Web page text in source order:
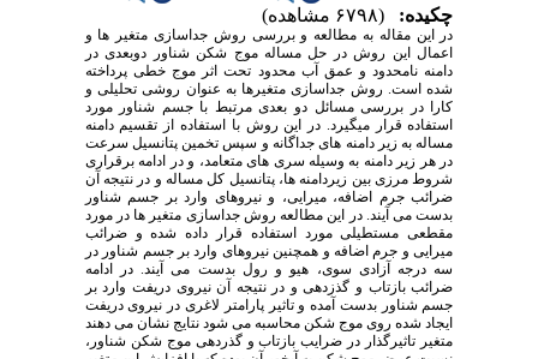
چکیده: (۶۷۹۸ مشاهده)
در این مقاله به مطالعه و بررسی روش جداسازی متغیر ها و
اعمال این روش در حل مساله موج شکن شناور دوبعدی در
دامنه نامحدود و عمق آب محدود تحت اثر موج خطی پرداخته
شده است. روش جداسازی متغیرها به عنوان روشی تحلیلی و
کارا در بررسی مسائل دو بعدی مرتبط با جسم شناور مورد
استفاده قرار میگیرد. در این روش با استفاده از تقسیم دامنه
مساله به زیر دامنه های جداگانه و سپس تخمین پتانسیل سرعت
در هر زیر دامنه به وسیله سری های متعامد، و در ادامه برقراری
شروط مرزی بین زیردامنه ها، پتانسیل کل مساله و در نتیجه آن
ضرائب جرم اضافه، میرایی، و نیروهای وارد بر جسم شناور
بدست می آیند. در این مطالعه روش جداسازی متغیر ها در مورد
مقطعی مستطیلی مورد استفاده قرار داده شده و ضرائب
میرایی و جرم اضافه و همچنین نیروهای وارد بر جسم شناور در
سه درجه آزادی سوی، هیو و رول بدست می آیند. در ادامه
ضرائب بازتاب و گذزدهی و در نتیجه آن نیروی دریفت وارد بر
جسم شناور بدست آمده و تاثیر پارامتر لاغری در نیروی دریفت
ایجاد شده روی موج شکن محاسبه می شود نتایج نشان می دهند
متغیر تاثیرگذار در ضرایب بازتاب و گذردهی موج شکن شناور،